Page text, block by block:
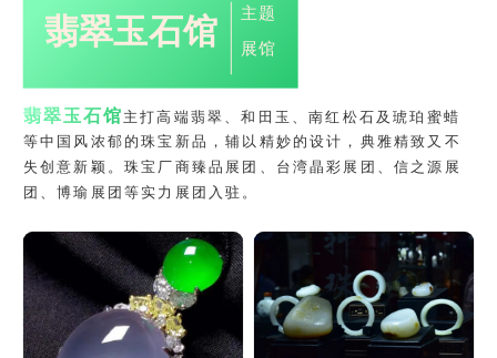
翡翠玉石馆
主题
展馆
翡翠玉石馆主打高端翡翠、和田玉、南红松石及琥珀蜜蜡
等中国风浓郁的珠宝新品，辅以精妙的设计，典雅精致又不
失创意新颖。珠宝厂商臻品展团、台湾晶彩展团、信之源展
团、博瑜展团等实力展团入驻。